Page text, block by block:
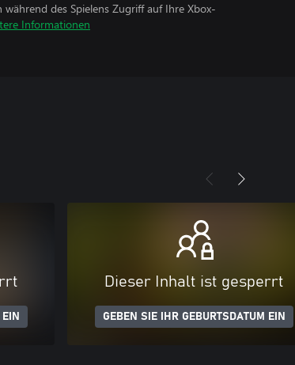
des Spielens Zugriff auf Ihre Xbox-
Informationen
Dieser Inhalt ist gesperrt
GEBEN SIE IHR GEBURTSDATUM EIN